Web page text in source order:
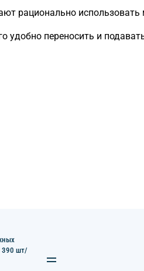
рационально использовать
удобно переносить и
390 шт/